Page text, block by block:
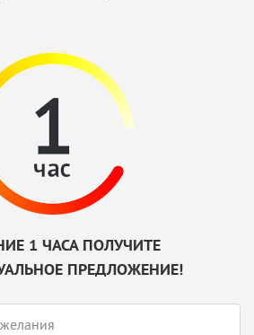
1 ЧАСА ПОЛУЧИТЕ
ПРЕДЛОЖЕНИЕ!